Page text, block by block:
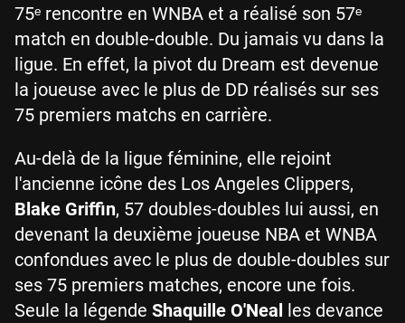
75ᵉ rencontre en WNBA et a réalisé son 57ᵉ
match en double-double. Du jamais vu dans la
ligue. En effet, la pivot du Dream est devenue
la joueuse avec le plus de DD réalisés sur ses
75 premiers matchs en carrière.
Au-delà de la ligue féminine, elle rejoint
l'ancienne icône des Los Angeles Clippers,
Blake Griffin, 57 doubles-doubles lui aussi, en
devenant la deuxième joueuse NBA et WNBA
confondues avec le plus de double-doubles sur
ses 75 premiers matches, encore une fois.
Seule la légende Shaquille O'Neal les devance